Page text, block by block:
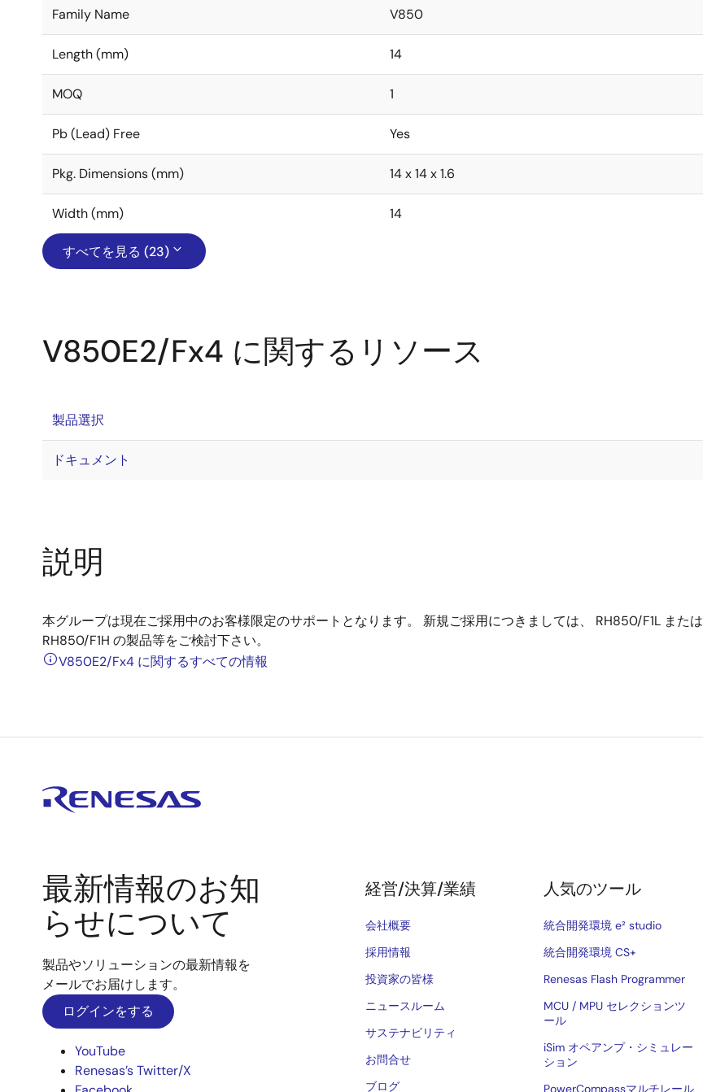
Family Name V850
Length (mm) 14
MOQ 1
Pb (Lead) Free Yes
Pkg. Dimensions (mm) 14 x 14 x 1.6
Width (mm) 14
すべてを見る (23)
V850E2/Fx4 に関するリソース
製品選択
ドキュメント
説明
本グループは現在ご採用中のお客様限定のサポートとなります。 新規ご採用につきましては、 RH850/F1L または
RH850/F1H の製品等をご検討下さい。
V850E2/Fx4 に関するすべての情報
最新情報のお知
らせについて
製品やソリューションの最新情報を
メールでお届けします。
ログインをする
YouTube
Renesas’s Twitter/X
経営/決算/業績
会社概要
採用情報
投資家の皆様
ニュースルーム
サステナビリティ
お問合せ
ブログ
人気のツール
統合開発環境 e² studio
統合開発環境 CS+
Renesas Flash Programmer
MCU / MPU セレクションツ
ール
iSim オペアンプ・シミュレー
ション
PowerCompassマルチレール